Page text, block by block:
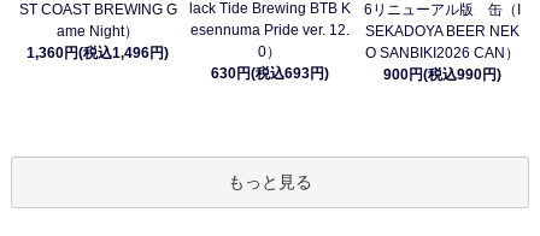
ST COAST BREWING G
ame Night）
1,360円(税込1,496円)
lack Tide Brewing BTB K
esennuma Pride ver. 12.
0）
630円(税込693円)
6リニューアル版 缶（I
SEKADOYA BEER NEK
O SANBIKI2026 CAN）
900円(税込990円)
もっと見る